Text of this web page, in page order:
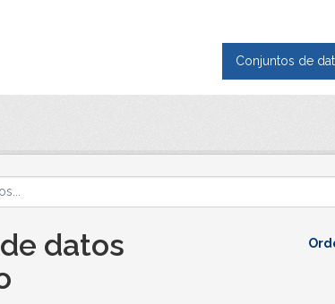
Conjuntos de
datos